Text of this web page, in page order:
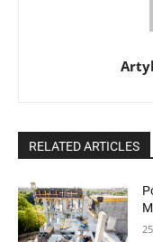
RELATED ARTICLES